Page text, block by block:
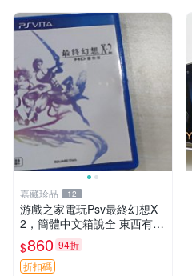
嘉藏珍品 12
游戲之家電玩Psv最終幻想X
2，簡體中文箱說全 東西有現
貨 可以發手物品 無質量問題
售不退不換
$860 94折
折扣碼